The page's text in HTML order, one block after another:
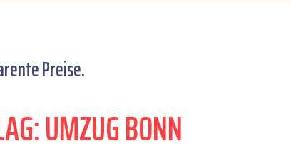
Preise.
UMZUG BONN